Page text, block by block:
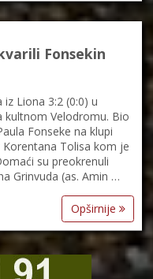
Fonsekin
Liona 3:2 (0:0) u
kultnom Velodromu. Bio
Fonseke na klupi
Tolisa kom je
su preokrenuli
Grinvuda (as. Amin …
Opširnije